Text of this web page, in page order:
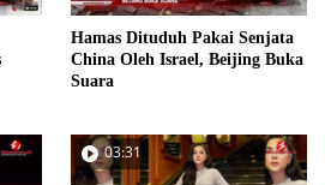
Hamas Dituduh Pakai Senjata
China Oleh Israel, Beijing Buka
Suara
03:31